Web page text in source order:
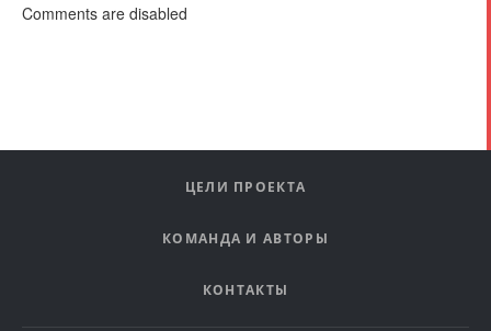
Comments are disabled
ЦЕЛИ ПРОЕКТА
КОМАНДА И АВТОРЫ
КОНТАКТЫ